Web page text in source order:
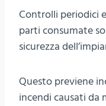
Controlli periodici
parti consumate
sicurezza
Questo previene
incendi causati da